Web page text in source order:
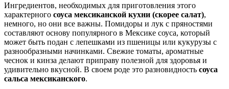
Ингредиентов, необходимых для приготовления этого
характерного соуса мексиканской кухни (скорее салат),
немного, но они все важны. Помидоры и лук с пряностями
составляют основу популярного в Мексике соуса, который
может быть подан с лепешками из пшеницы или кукурузы с
разнообразными начинками. Свежие томаты, ароматные
чеснок и кинза делают приправу полезной для здоровья и
удивительно вкусной. В своем роде это разновидность соуса
сальса мексиканского.